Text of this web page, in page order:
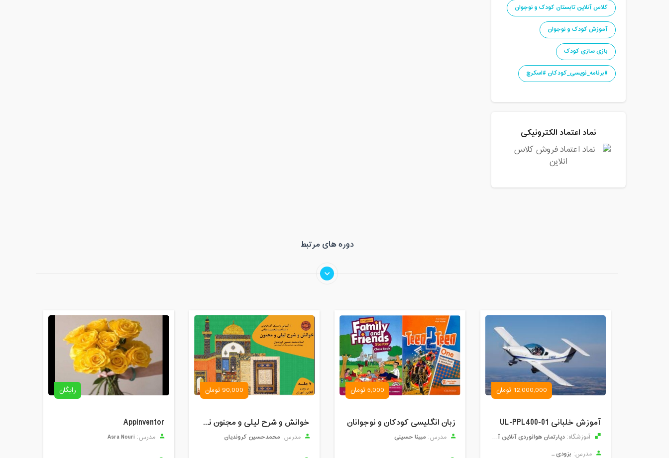
کلاس آنلاین تابستان کودک و نوجوان
آموزش کودک و نوجوان
بازی سازی کودک
#برنامه_نویسی_کودکان #اسکرچ
نماد اعتماد الکترونیکی
دوره های مرتبط
12,000,000 تومان
آموزش خلبانی UL-PPL400-01
آموزشگاه: دپارتمان هوانوردی آنلاین آموزان
مدرس: بزودی ...
5,000 تومان
زبان انگلیسی کودکان و نوجوانان
مدرس: مبینا حسینی
90,000 تومان
خوانش و شرح لیلی و مجنون نظامی
مدرس: محمدحسین کروندیان
رایگان
Appinventor
مدرس: Asra Nouri